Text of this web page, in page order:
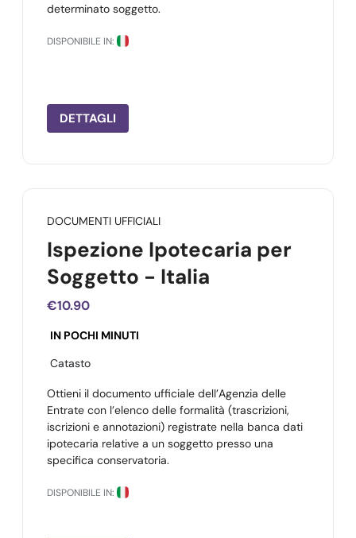
determinato soggetto.
DISPONIBILE IN:
DETTAGLI
DOCUMENTI UFFICIALI
Ispezione Ipotecaria per
Soggetto - Italia
€10.90
IN POCHI MINUTI
Catasto
Ottieni il documento ufficiale dell’Agenzia delle
Entrate con l’elenco delle formalità (trascrizioni,
iscrizioni e annotazioni) registrate nella banca dati
ipotecaria relative a un soggetto presso una
specifica conservatoria.
DISPONIBILE IN: